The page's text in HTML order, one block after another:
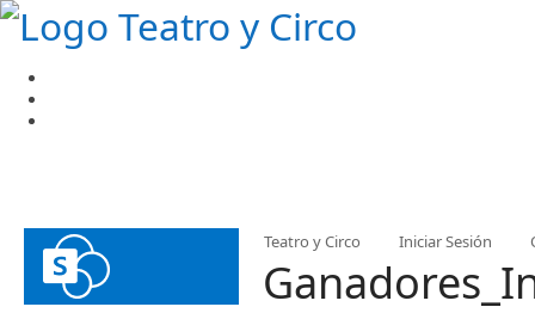
Teatro y Circo Iniciar Sesión